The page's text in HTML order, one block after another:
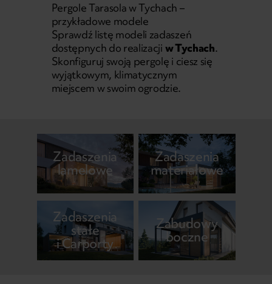
Pergole Tarasola w Tychach –
przykładowe modele
Sprawdź listę modeli zadaszeń
dostępnych do realizacji w Tychach.
Skonfiguruj swoją pergolę i ciesz się
wyjątkowym, klimatycznym
miejscem w swoim ogrodzie.
Zadaszenia
lamelowe
Zadaszenia
materiałowe
Zadaszenia
stałe
i Carporty
Zabudowy
boczne